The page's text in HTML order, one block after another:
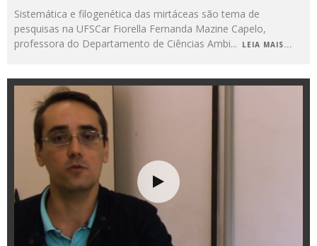
Sistemática e filogenética das mirtáceas são tema de
pesquisas na UFSCar Fiorella Fernanda Mazine Capelo,
professora do Departamento de Ciências Ambi... LEIA MAIS...